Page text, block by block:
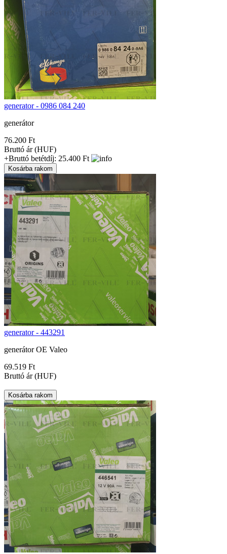
generator - 0986 084 240
generátor
76.200 Ft
Bruttó ár (HUF)
+Bruttó betétdíj: 25.400 Ft
generator - 443291
generátor OE Valeo
69.519 Ft
Bruttó ár (HUF)